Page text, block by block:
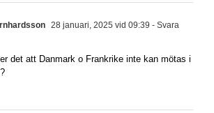
28 januari, 2025 vid 09:39 - Svara
det att Danmark o Frankrike inte kan mötas i